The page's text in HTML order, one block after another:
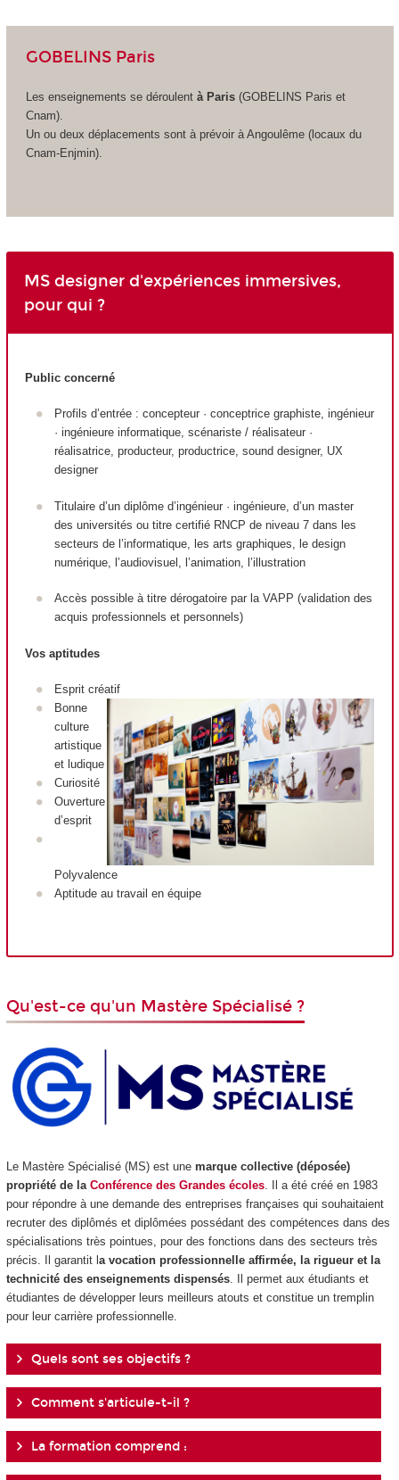
GOBELINS Paris
Les enseignements se déroulent à Paris (GOBELINS Paris et
Cnam).
Un ou deux déplacements sont à prévoir à Angoulême (locaux du
Cnam-Enjmin).
MS designer d'expériences immersives,
pour qui ?
Public concerné
Profils d’entrée : concepteur · conceptrice graphiste, ingénieur
· ingénieure informatique, scénariste / réalisateur ·
réalisatrice, producteur, productrice, sound designer, UX
designer
Titulaire d’un diplôme d’ingénieur · ingénieure, d’un master
des universités ou titre certifié RNCP de niveau 7 dans les
secteurs de l’informatique, les arts graphiques, le design
numérique, l’audiovisuel, l’animation, l’illustration
Accès possible à titre dérogatoire par la VAPP (validation des
acquis professionnels et personnels)
Vos aptitudes
Esprit créatif
Bonne
culture
artistique
et ludique
Curiosité
Ouverture
d’esprit
Polyvalence
Aptitude au travail en équipe
Qu'est-ce qu'un Mastère Spécialisé ?
Le Mastère Spécialisé (MS) est une marque collective (déposée)
propriété de la Conférence des Grandes écoles. Il a été créé en 1983
pour répondre à une demande des entreprises françaises qui souhaitaient
recruter des diplômés et diplômées possédant des compétences dans des
spécialisations très pointues, pour des fonctions dans des secteurs très
précis. Il garantit l a vocation professionnelle affirmée, la rigueur et la
technicité des enseignements dispensés. Il permet aux étudiants et
étudiantes de développer leurs meilleurs atouts et constitue un tremplin
pour leur carrière professionnelle.
Quels sont ses objectifs ?
Comment s'articule-t-il ?
La formation comprend :